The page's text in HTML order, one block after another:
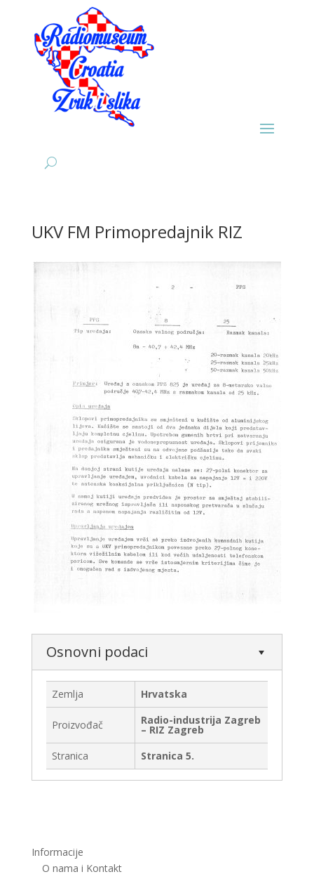
UKV FM Primopredajnik RIZ
Osnovni podaci
Zemlja Hrvatska
Proizvođač Radio-industrija Zagreb
– RIZ Zagreb
Stranica
Stranica 5.
Informacije
O nama i Kontakt